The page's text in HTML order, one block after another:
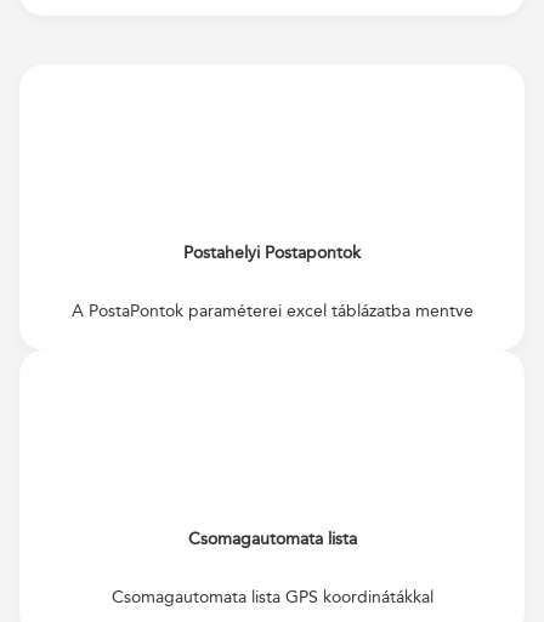
Postahelyi Postapontok
A PostaPontok paraméterei excel táblázatba mentve
Csomagautomata lista
Csomagautomata lista GPS koordinátákkal